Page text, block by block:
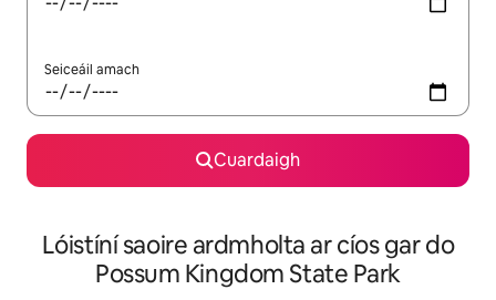
Seiceáil amach
Cuardaigh
Lóistíní saoire ardmholta ar cíos gar do
Possum Kingdom State Park